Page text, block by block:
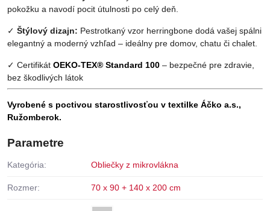
pokožku a navodí pocit útulnosti po celý deň.
✓ Štýlový dizajn: Pestrotkaný vzor herringbone dodá vašej spálni
elegantný a moderný vzhľad – ideálny pre domov, chatu či chalet.
✓ Certifikát OEKO-TEX® Standard 100 – bezpečné pre zdravie,
bez škodlivých látok
Vyrobené s poctivou starostlivosťou v textilke Áčko a.s.,
Ružomberok.
Parametre
Kategória: Obliečky z mikrovlákna
Rozmer: 70 x 90 + 140 x 200 cm